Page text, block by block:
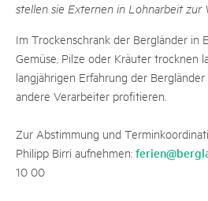
stellen sie Externen in Lohnarbeit zur
Im Trockenschrank der Bergländer in
Gemüse, Pilze oder Kräuter trocknen
langjährigen Erfahrung der
andere Verarbeiter profitieren.
Zur Abstimmung und
Philipp Birri aufnehmen:
10 00